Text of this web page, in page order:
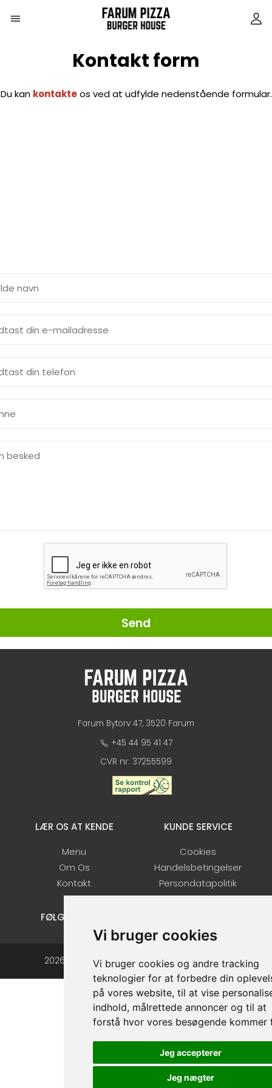
Vi bruger cookies
Vi bruger cookies og andre tracking
teknologier for at forbedre din
på vores website, til at vise
indhold, målrettede annoncer og til at
forstå hvor vores besøgende kommer
Jeg accepterer
Jeg nægter
Kontakt form
Du kan kontakteos ved at udfylde nedenstående formular.
Send
Farum Bytorv 47, 3520 Farum
+45 44 95 41 47
CVR nr: 37255599
LÆR OS AT KENDE
Menu
Om Os
Kontakt
KUNDE SERVICE
Cookies
Handelsbetingelser
Persondatapolitik
FØLG OS.
2026 © Mad Expres - Online Bestilling System